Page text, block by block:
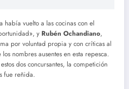
había vuelto a las cocinas con el
y Rubén Ochandiano,
por voluntad propia y con críticas al
nombres ausentes en esta repesca.
dos concursantes, la competición
fue reñida.